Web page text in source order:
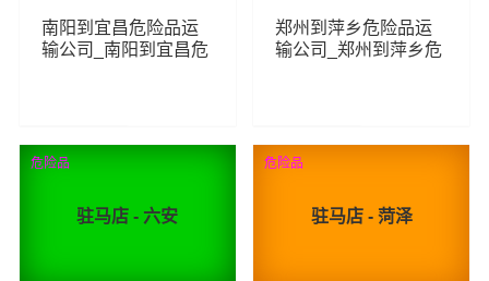
南阳到宜昌危险品运
输公司_南阳到宜昌危
70 查看详细
郑州到萍乡危险品运
输公司_郑州到萍乡危
86 查看详细
驻马店 - 六安
危险品
驻马店 - 菏泽
危险品